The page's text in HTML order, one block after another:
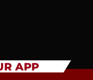
APP